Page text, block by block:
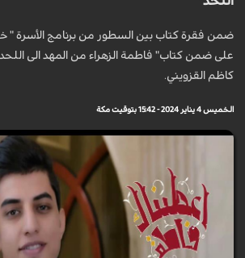
ضمن فقرة كتاب بين السطور من برنامج الأسرة "
على ضمن كتاب" فاطمة الزهراء من المهد الى
كاظم القزويني.
الخميس 4 يناير 2024 - 15:42 بتوقيت مكة